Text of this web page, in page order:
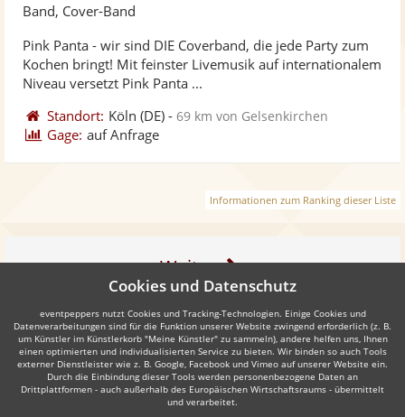
Fotos
Band, Cover-Band
Pink Panta - wir sind DIE Coverband, die jede Party zum
Kochen bringt! Mit feinster Livemusik auf internationalem
Niveau versetzt Pink Panta ...
Standort: Köln (DE) -69 km von Gelsenkirchen
Gage: auf Anfrage
Informationen zum Ranking dieser Liste
Weiter
Auch interessant:
Cookies und Datenschutz
eventpeppers nutzt Cookies und Tracking-Technologien. Einige Cookies und
Datenverarbeitungen sind für die Funktion unserer Website zwingend erforderlich (z. B.
um Künstler im Künstlerkorb "Meine Künstler" zu sammeln), andere helfen uns, Ihnen
einen optimierten und individualisierten Service zu bieten. Wir binden so auch Tools
externer Dienstleister wie z. B. Google, Facebook und Vimeo auf unserer Website ein.
Durch die Einbindung dieser Tools werden personenbezogene Daten an
Drittplattformen - auch außerhalb des Europäischen Wirtschaftsraums - übermittelt
und verarbeitet.